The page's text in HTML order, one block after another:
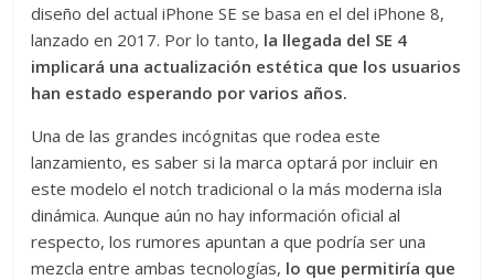
diseño del actual iPhone SE se basa en el del iPhone 8,
lanzado en 2017. Por lo tanto, la llegada del SE 4
implicará una actualización estética que los usuarios
han estado esperando por varios años.
Una de las grandes incógnitas que rodea este
lanzamiento, es saber si la marca optará por incluir en
este modelo el notch tradicional o la más moderna isla
dinámica. Aunque aún no hay información oficial al
respecto, los rumores apuntan a que podría ser una
mezcla entre ambas tecnologías, lo que permitiría que